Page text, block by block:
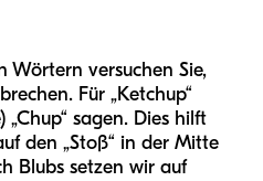
Wörtern versuchen Sie,
Für „Ketchup“
„Chup“ sagen. Dies hilft
den „Stoß“ in der Mitte
Blubs setzen wir auf